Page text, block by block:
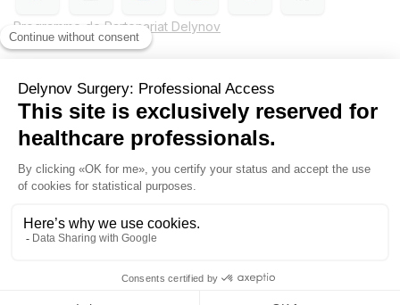
Programme de Partenariat Delynov
Conditions générales de vente (CGV)
Mentions légales
Politique de confidentialité de Delynov Chirurgie
Hyginov
Sutures